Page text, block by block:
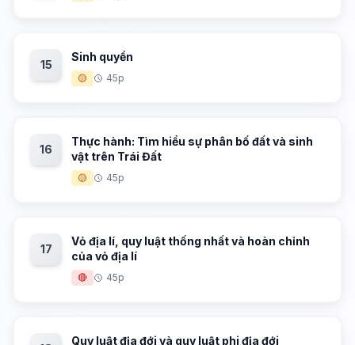
15
Sinh quyển
🟡 45p
16
Thực hành: Tìm hiểu sự phân bố đất và sinh
vật trên Trái Đất
🟡 45p
17
Vỏ địa lí, quy luật thống nhất và hoàn chỉnh
của vỏ địa lí
🔴 45p
Quy luật địa đới và quy luật phi địa đới